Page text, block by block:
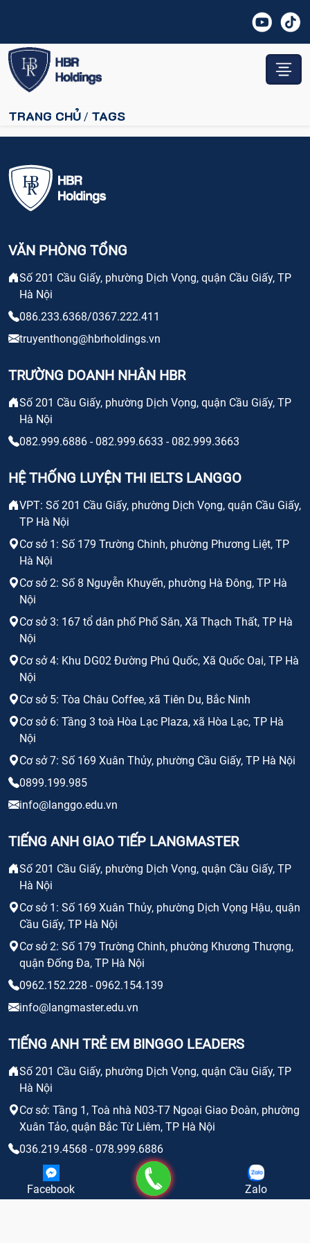
TRANG CHỦ / TAGS
VĂN PHÒNG TỔNG
Số 201 Cầu Giấy, phường Dịch Vọng, quận Cầu Giấy, TP
Hà Nội
086.233.6368/0367.222.411
truyenthong@hbrholdings.vn
TRƯỜNG DOANH NHÂN HBR
Số 201 Cầu Giấy, phường Dịch Vọng, quận Cầu Giấy, TP
Hà Nội
082.999.6886 - 082.999.6633 - 082.999.3663
HỆ THỐNG LUYỆN THI IELTS LANGGO
VPT: Số 201 Cầu Giấy, phường Dịch Vọng, quận Cầu Giấy,
TP Hà Nội
Cơ sở 1: Số 179 Trường Chinh, phường Phương Liệt, TP
Hà Nội
Cơ sở 2: Số 8 Nguyễn Khuyến, phường Hà Đông, TP Hà
Nội
Cơ sở 3: 167 tổ dân phố Phố Săn, Xã Thạch Thất, TP Hà
Nội
Cơ sở 4: Khu DG02 Đường Phú Quốc, Xã Quốc Oai, TP Hà
Nội
Cơ sở 5: Tòa Châu Coffee, xã Tiên Du, Bắc Ninh
Cơ sở 6: Tầng 3 toà Hòa Lạc Plaza, xã Hòa Lạc, TP Hà
Nội
Cơ sở 7: Số 169 Xuân Thủy, phường Cầu Giấy, TP Hà Nội
0899.199.985
info@langgo.edu.vn
TIẾNG ANH GIAO TIẾP LANGMASTER
Số 201 Cầu Giấy, phường Dịch Vọng, quận Cầu Giấy, TP
Hà Nội
Cơ sở 1: Số 169 Xuân Thủy, phường Dịch Vọng Hậu, quận
Cầu Giấy, TP Hà Nội
Cơ sở 2: Số 179 Trường Chinh, phường Khương Thượng,
quận Đống Đa, TP Hà Nội
0962.152.228 - 0962.154.139
info@langmaster.edu.vn
TIẾNG ANH TRẺ EM BINGGO LEADERS
Số 201 Cầu Giấy, phường Dịch Vọng, quận Cầu Giấy, TP
Hà Nội
Cơ sở: Tầng 1, Toà nhà N03-T7 Ngoại Giao Đoàn, phường
Xuân Tảo, quận Bắc Từ Liêm, TP Hà Nội
036.219.4568 - 078.999.6886
info@binggo.edu.vn
Facebook
Gọi điện
Zalo